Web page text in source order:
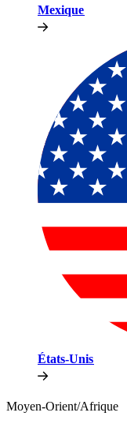
Mexique​​
États-Unis​​
Moyen-Orient/Afrique​​